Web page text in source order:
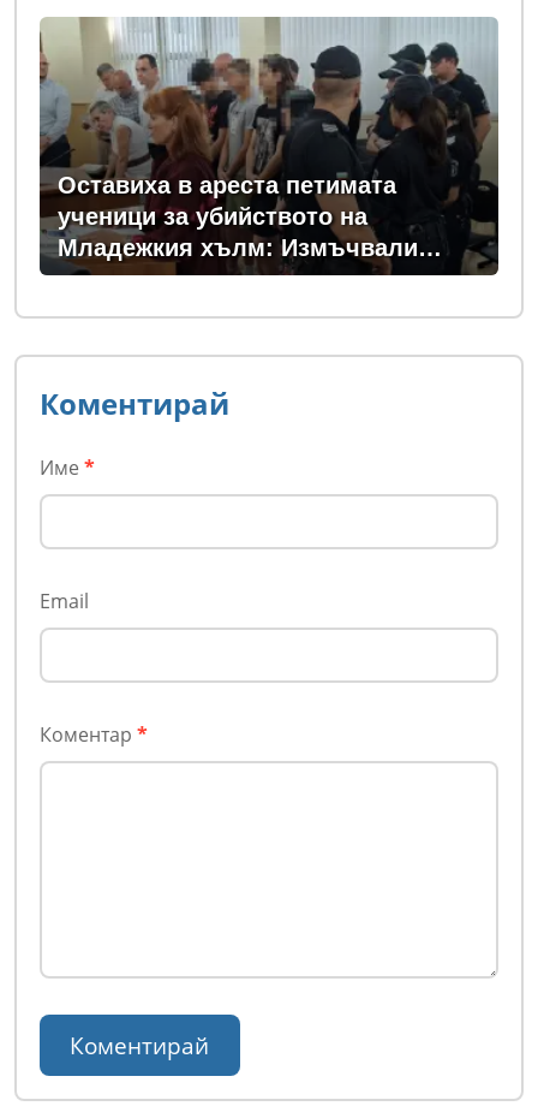
Оставиха в ареста петимата
ученици за убийството на
Младежкия хълм: Измъчвали
Георги час, гаврили се с него и го
обрали
Коментирай
Име *
Email
Коментар *